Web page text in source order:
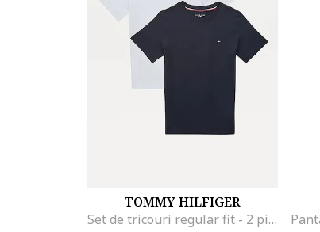
TOMMY HILFIGER
Set de tricouri regular fit - 2 piese, Alb/Albastru inchis